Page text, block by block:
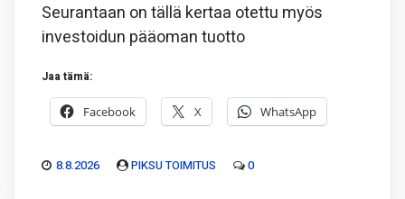
Seurantaan on tällä kertaa otettu myös
investoidun pääoman tuotto
Jaa tämä:
Facebook X WhatsApp
8.8.2026 PIKSU TOIMITUS 0